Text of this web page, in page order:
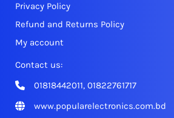
Privacy Policy
Refund and Returns Policy
My account
Contact us:
01818442011, 01822761717
www.popularelectronics.com.bd